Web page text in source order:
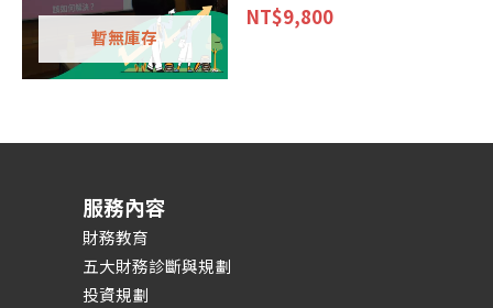
暫無庫存
NT$9,800
服務內容
財務教育
五大財務診斷與規劃
投資規劃